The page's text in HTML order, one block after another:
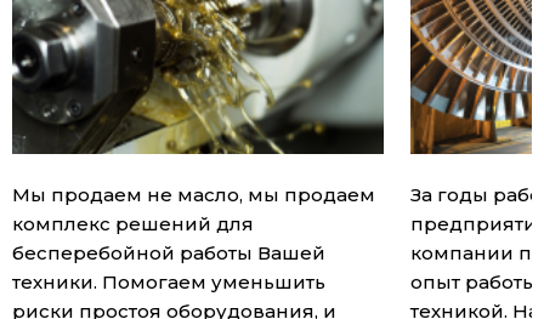
Мы продаем не масло, мы продаем
комплекс решений для
бесперебойной работы Вашей
техники. Помогаем уменьшить
риски простоя оборудования, и
За годы
компании
опыт
техникой.